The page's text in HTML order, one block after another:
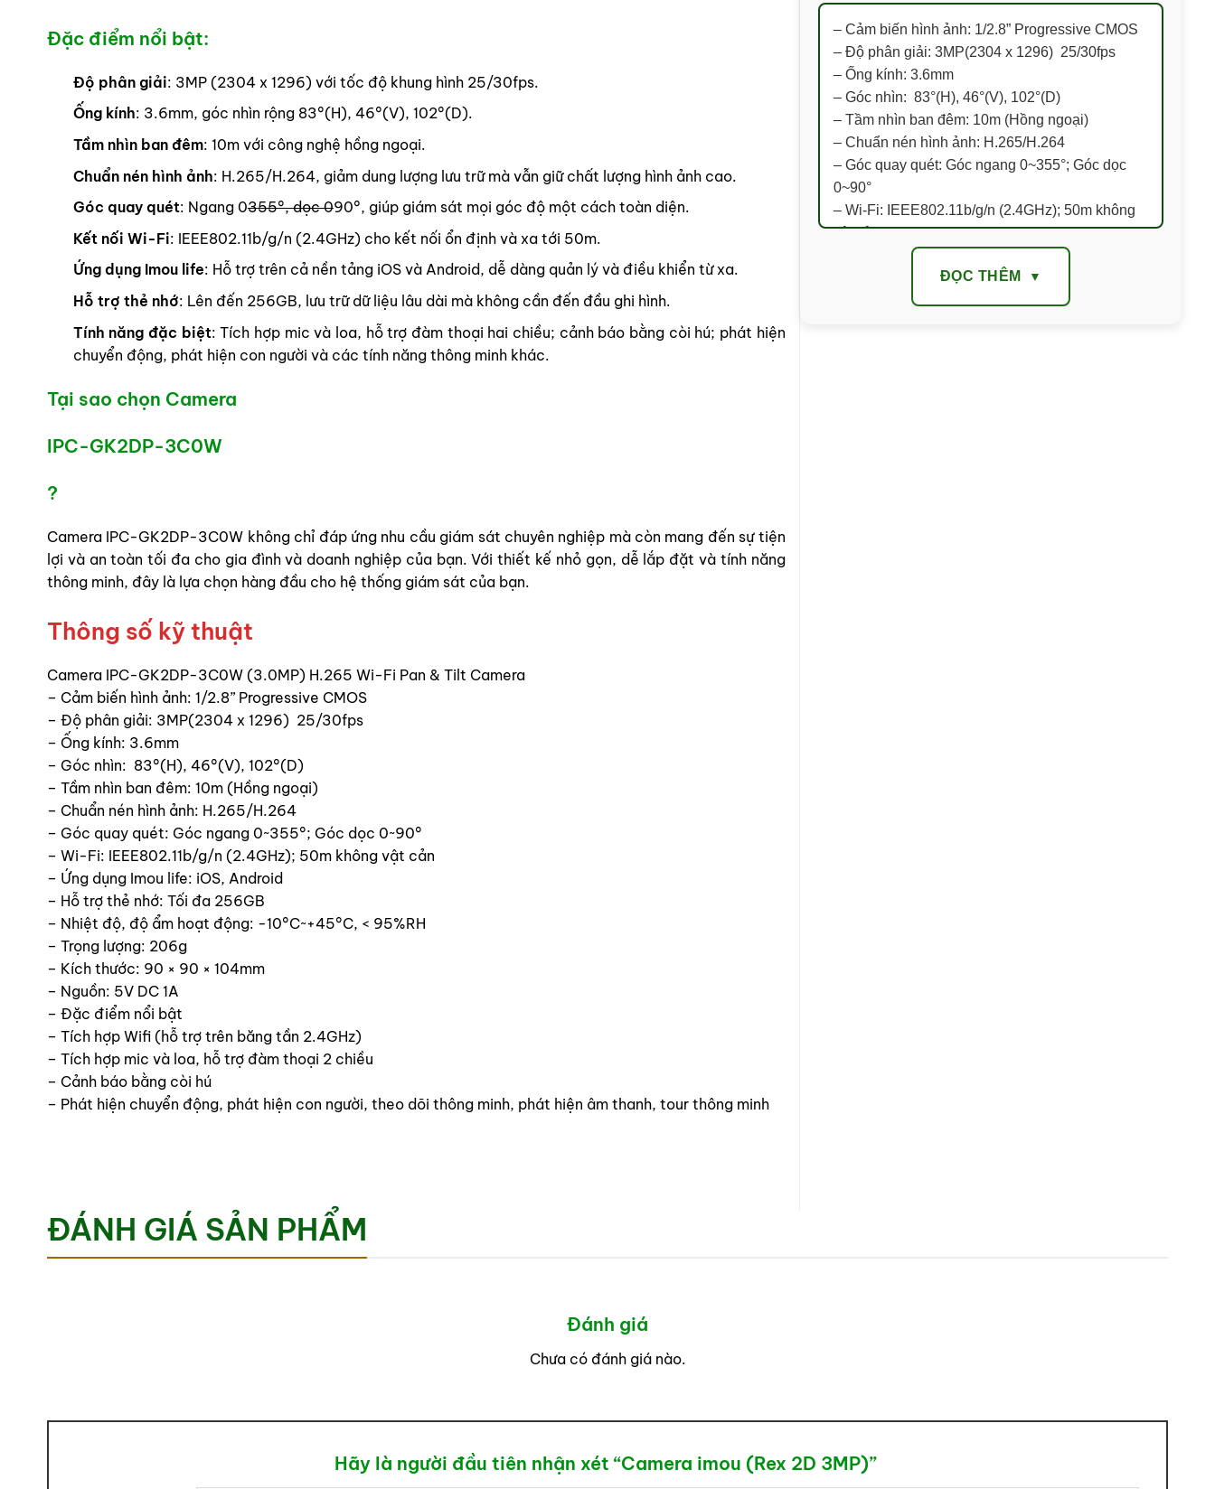
Đặc điểm nổi bật:
Độ phân giải: 3MP (2304 x 1296) với tốc độ khung hình 25/30fps.
Ống kính: 3.6mm, góc nhìn rộng 83°(H), 46°(V), 102°(D).
Tầm nhìn ban đêm: 10m với công nghệ hồng ngoại.
Chuẩn nén hình ảnh: H.265/H.264, giảm dung lượng lưu trữ mà vẫn giữ chất lượng hình ảnh cao.
Góc quay quét: Ngang 0355°, dọc 090°, giúp giám sát mọi góc độ một cách toàn diện.
Kết nối Wi-Fi: IEEE802.11b/g/n (2.4GHz) cho kết nối ổn định và xa tới 50m.
Ứng dụng Imou life: Hỗ trợ trên cả nền tảng iOS và Android, dễ dàng quản lý và điều khiển từ xa.
Hỗ trợ thẻ nhớ: Lên đến 256GB, lưu trữ dữ liệu lâu dài mà không cần đến đầu ghi hình.
Tính năng đặc biệt: Tích hợp mic và loa, hỗ trợ đàm thoại hai chiều; cảnh báo bằng còi hú; phát hiện
chuyển động, phát hiện con người và các tính năng thông minh khác.
Tại sao chọn Camera
IPC-GK2DP-3C0W
?
Camera IPC-GK2DP-3C0W không chỉ đáp ứng nhu cầu giám sát chuyên nghiệp mà còn mang đến sự tiện
lợi và an toàn tối đa cho gia đình và doanh nghiệp của bạn. Với thiết kế nhỏ gọn, dễ lắp đặt và tính năng
thông minh, đây là lựa chọn hàng đầu cho hệ thống giám sát của bạn.
Thông số kỹ thuật
Camera IPC-GK2DP-3C0W (3.0MP) H.265 Wi-Fi Pan & Tilt Camera
– Cảm biến hình ảnh: 1/2.8” Progressive CMOS
– Độ phân giải: 3MP(2304 x 1296) 25/30fps
– Ống kính: 3.6mm
– Góc nhìn: 83°(H), 46°(V), 102°(D)
– Tầm nhìn ban đêm: 10m (Hồng ngoại)
– Chuẩn nén hình ảnh: H.265/H.264
– Góc quay quét: Góc ngang 0~355°; Góc dọc 0~90°
– Wi-Fi: IEEE802.11b/g/n (2.4GHz); 50m không vật cản
– Ứng dụng Imou life: iOS, Android
– Hỗ trợ thẻ nhớ: Tối đa 256GB
– Nhiệt độ, độ ẩm hoạt động: -10°C~+45°C, < 95%RH
– Trọng lượng: 206g
– Kích thước: 90 × 90 × 104mm
– Nguồn: 5V DC 1A
– Đặc điểm nổi bật
– Tích hợp Wifi (hỗ trợ trên băng tần 2.4GHz)
– Tích hợp mic và loa, hỗ trợ đàm thoại 2 chiều
– Cảnh báo bằng còi hú
– Phát hiện chuyển động, phát hiện con người, theo dõi thông minh, phát hiện âm thanh, tour thông minh
– Cảm biến hình ảnh: 1/2.8” Progressive CMOS
– Độ phân giải: 3MP(2304 x 1296) 25/30fps
– Ống kính: 3.6mm
– Góc nhìn: 83°(H), 46°(V), 102°(D)
– Tầm nhìn ban đêm: 10m (Hồng ngoại)
– Chuẩn nén hình ảnh: H.265/H.264
– Góc quay quét: Góc ngang 0~355°; Góc dọc
0~90°
– Wi-Fi: IEEE802.11b/g/n (2.4GHz); 50m không
vật cản
– Ứng dụng Imou life: iOS, Android
– Hỗ trợ thẻ nhớ: Tối đa 256GB
– Nhiệt độ, độ ẩm hoạt động: -10°C~+45°C, <
ĐỌC THÊM
ĐÁNH GIÁ SẢN PHẨM
Đánh giá
Chưa có đánh giá nào.
Hãy là người đầu tiên nhận xét “Camera imou (Rex 2D 3MP)”